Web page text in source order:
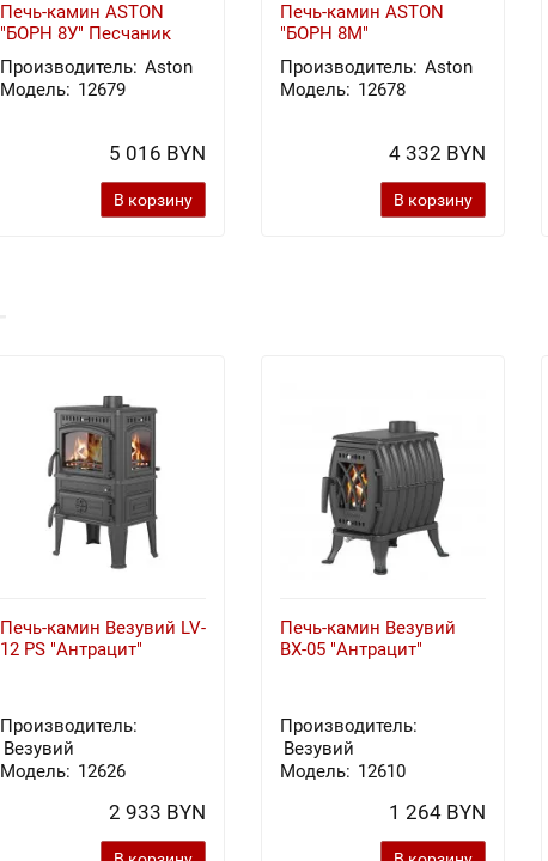
Печь-камин ASTON
"БОРН 8У" Песчаник
Производитель: Aston
Модель: 12679
5 016 BYN
В корзину
Печь-камин ASTON
"БОРН 8М"
Производитель: Aston
Модель: 12678
4 332 BYN
В корзину
Печь-камин Везувий LV-
12 PS "Антрацит"
Производитель:
Везувий
Модель: 12626
2 933 BYN
Печь-камин Везувий
BX-05 "Антрацит"
Производитель:
Везувий
Модель: 12610
1 264 BYN